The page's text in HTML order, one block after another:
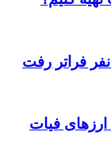
راهنمای
با آتش پدافند